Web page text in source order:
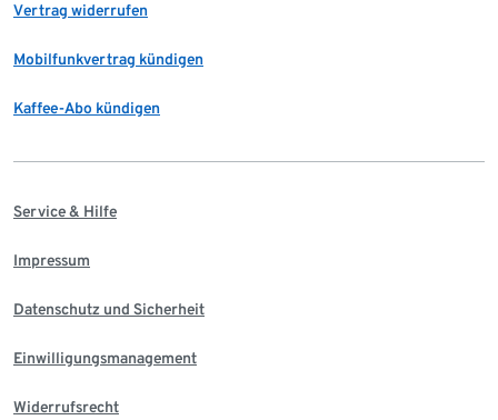
Vertrag widerrufen
Mobilfunkvertrag kündigen
Kaffee-Abo kündigen
Service & Hilfe
Impressum
Datenschutz und Sicherheit
Einwilligungsmanagement
Widerrufsrecht